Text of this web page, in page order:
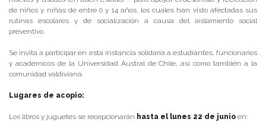
de niños y niñas de entre 0 y 14 años, los cuales han visto afectadas sus
rutinas escolares y de socialización a causa del aislamiento social
preventivo.
Se invita a participar en esta instancia solidaria a estudiantes, funcionarios
y académicos de la Universidad Austral de Chile, así como también a la
comunidad valdiviana.
Lugares de acopio:
Los libros y juguetes se recepcionarán hasta el lunes 22 de junio en: